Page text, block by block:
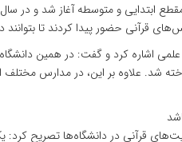
ابتدایی و متوسطه آغاز شد و در
قرآنی حضور پیدا کردند تا
شد. علاوه بر این، در مدارس
قرآنی در دانشگاه‌ها تصریح